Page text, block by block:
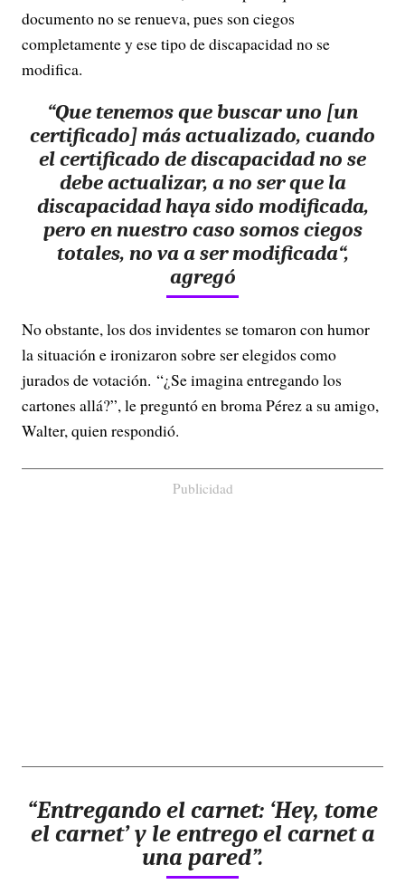
documento no se renueva, pues son ciegos
completamente y ese tipo de discapacidad no se
modifica.
“Que tenemos que buscar uno [un
certificado] más actualizado, cuando
el certificado de discapacidad no se
debe actualizar, a no ser que la
discapacidad haya sido modificada,
pero en nuestro caso somos ciegos
totales, no va a ser modificada“,
agregó
No obstante, los dos invidentes se tomaron con humor
la situación e ironizaron sobre ser elegidos como
jurados de votación. “¿Se imagina entregando los
cartones allá?”, le preguntó en broma Pérez a su amigo,
Walter, quien respondió.
Publicidad
“Entregando el carnet: ‘Hey, tome
el carnet’ y le entrego el carnet a
una pared”.